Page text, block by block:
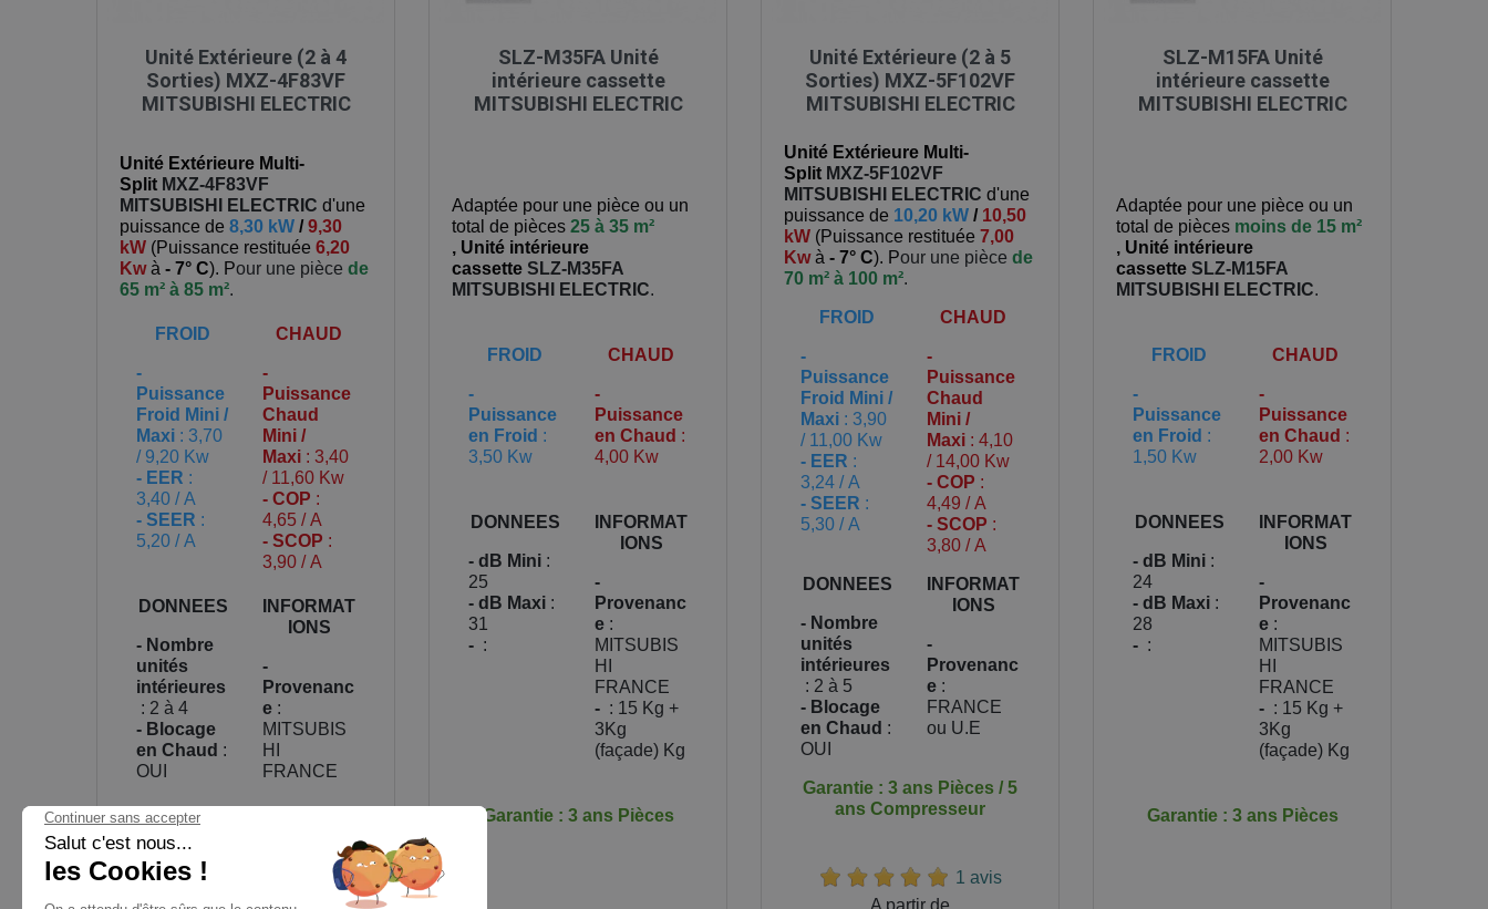
Unité Extérieure (2 à 4
Sorties) MXZ-4F83VF
MITSUBISHI ELECTRIC
Unité Extérieure Multi-
Split MXZ-4F83VF
MITSUBISHI ELECTRIC d'une
puissance de 8,30 kW /9,30
kW (Puissance restituée 6,20
Kwà - 7° C). Pour une pièce de
65 m² à 85 m².
FROID
-
Puissance
Froid Mini /
Maxi : 3,70
/ 9,20 Kw
- EER :
3,40 / A
- SEER :
5,20 / A
CHAUD
-
Puissance
Chaud
Mini /
Maxi : 3,40
/ 11,60 Kw
- COP :
4,65 / A
- SCOP :
3,90 / A
DONNEES
- Nombre
unités
intérieures
: 2 à 4
- Blocage
en Chaud :
OUI
INFORMAT
IONS
-
Provenanc
e :
MITSUBIS
HI
FRANCE
Garantie : 3 ans Pièces / 5
ans Compresseur
A partir de
Prix
SLZ-M35FA Unité
intérieure cassette
MITSUBISHI ELECTRIC
Adaptée pour une pièce ou un
total de pièces 25 à 35 m²
, Unité intérieure
cassette SLZ-M35FA
MITSUBISHI ELECTRIC.
FROID
-
Puissance
en Froid :
3,50 Kw
CHAUD
-
Puissance
en Chaud :
4,00 Kw
DONNEES
- dB Mini :
25
- dB Maxi :
31
- :
INFORMAT
IONS
-
Provenanc
e :
MITSUBIS
HI
FRANCE
- : 15 Kg +
3Kg
(façade) Kg
Garantie : 3 ans Pièces
Unité Extérieure (2 à 5
Sorties) MXZ-5F102VF
MITSUBISHI ELECTRIC
Unité Extérieure Multi-
Split MXZ-5F102VF
MITSUBISHI ELECTRIC d'une
puissance de 10,20 kW / 10,50
kW (Puissance restituée 7,00
Kwà - 7° C). Pour une pièce de
70 m² à 100 m².
FROID
-
Puissance
Froid Mini /
Maxi : 3,90
/ 11,00 Kw
- EER :
3,24 / A
- SEER :
5,30 / A
CHAUD
-
Puissance
Chaud
Mini /
Maxi : 4,10
/ 14,00 Kw
- COP :
4,49 / A
- SCOP :
3,80 / A
DONNEES
- Nombre
unités
intérieures
: 2 à 5
- Blocage
en Chaud :
OUI
INFORMAT
IONS
-
Provenanc
e :
FRANCE
ou U.E
Garantie : 3 ans Pièces / 5
ans Compresseur
1 avis
A partir de
SLZ-M15FA Unité
intérieure cassette
MITSUBISHI ELECTRIC
Adaptée pour une pièce ou un
total de pièces moins de 15 m²
, Unité intérieure
cassette SLZ-M15FA
MITSUBISHI ELECTRIC.
FROID
-
Puissance
en Froid :
1,50 Kw
CHAUD
-
Puissance
en Chaud :
2,00 Kw
DONNEES
- dB Mini :
24
- dB Maxi :
28
- :
INFORMAT
IONS
-
Provenanc
e :
MITSUBIS
HI
FRANCE
- : 15 Kg +
3Kg
(façade) Kg
Garantie : 3 ans Pièces